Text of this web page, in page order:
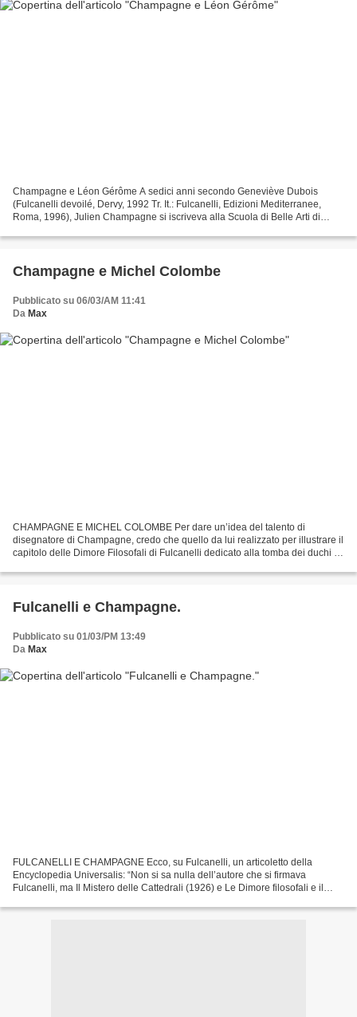
Champagne e Léon Gérôme A sedici anni secondo Geneviève Dubois
(Fulcanelli devoilé, Dervy, 1992 Tr. It.: Fulcanelli, Edizioni Mediterranee,
Roma, 1996), Julien Champagne si iscriveva alla Scuola di Belle Arti di
Champagne e Michel Colombe
Pubblicato su 06/03/AM 11:41
Da Max
CHAMPAGNE E MICHEL COLOMBE Per dare un’idea del talento di
disegnatore di Champagne, credo che quello da lui realizzato per illustrare il
capitolo delle Dimore Filosofali di Fulcanelli dedicato alla tomba dei duchi di
Fulcanelli e Champagne.
Pubblicato su 01/03/PM 13:49
Da Max
FULCANELLI E CHAMPAGNE Ecco, su Fulcanelli, un articoletto della
Encyclopedia Universalis: “Non si sa nulla dell’autore che si firmava
Fulcanelli, ma Il Mistero delle Cattedrali (1926) e Le Dimore filosofali e il